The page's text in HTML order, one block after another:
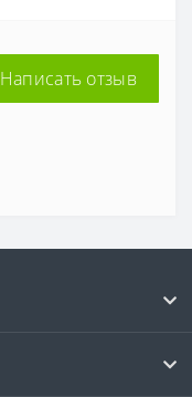
Написать отзыв